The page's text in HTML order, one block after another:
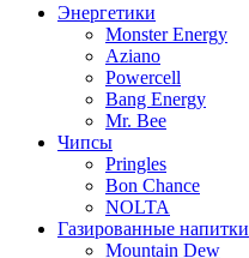
Энергетики
Monster Energy
Aziano
Powercell
Bang Energy
Mr. Bee
Чипсы
Pringles
Bon Chance
NOLTA
Газированные напитки
Mountain Dew